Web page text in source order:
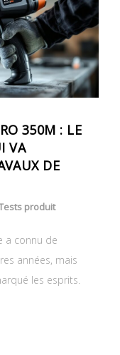
350M : LE
VA
DE
produit
a connu de
années, mais
les esprits.